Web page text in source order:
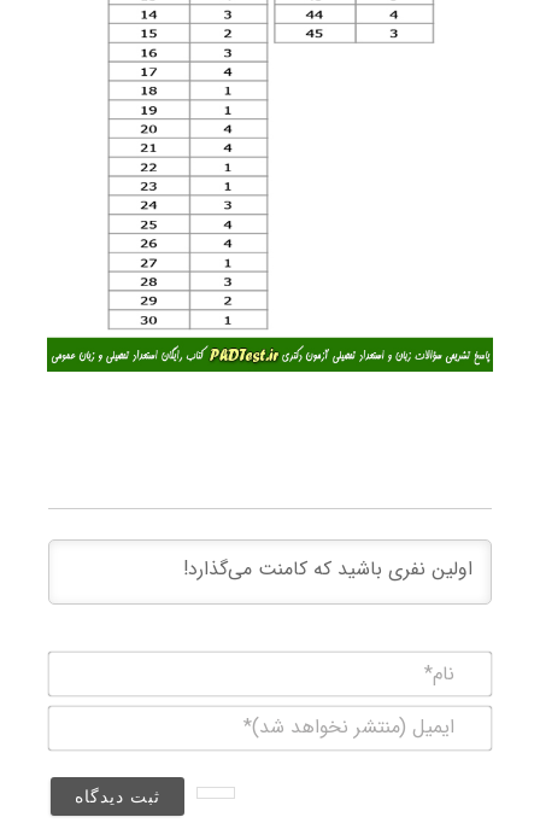
(منتشر